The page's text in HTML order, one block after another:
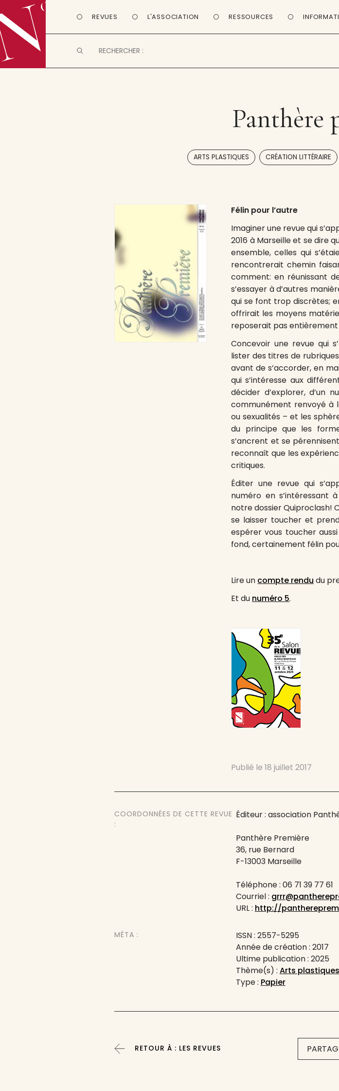
REVUES L'ASSOCIATION RESSOURCES
Panthère
ARTS PLASTIQUES CRÉATION LITTÉRAIRE
Félin pour l’autre
Imaginer une revue qui
2016 à Marseille et se dire
ensemble, celles qui
rencontrerait chemin
comment: en réunissant
s’essayer à d’autres
qui se font trop discrètes;
offrirait les moyens
reposerait pas
Concevoir une revue qui
lister des titres de
avant de s’accorder, en
qui s’intéresse aux
décider d’explorer, d’un
communément renvoyé à
ou sexualités – et les
du principe que les
s’ancrent et se
reconnaît que les
critiques.
Éditer une revue qui
numéro en s’intéressant
notre dossier Quiproclash!
se laisser toucher et
espérer vous toucher
fond, certainement félin
Lire un compte rendu du
Et du numéro 5.
Publié le18 juillet 2017
COORDONNÉES DE CETTE REVUE
:
Éditeur : association
Panthère Première
36, rue Bernard
F-13003 Marseille
Téléphone : 06 71 39 77 61
Courriel :
URL : http://
MÉTA :
ISSN : 2557-5295
Année de création : 2017
Ultime publication : 2025
Thème(s) : Arts plastiques
Type : Papier
RETOUR À : LES REVUES